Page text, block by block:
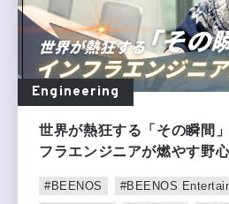
Engineering
世界が熱狂する「その瞬間
フラエンジニアが燃やす野
#BEENOS #BEENOS